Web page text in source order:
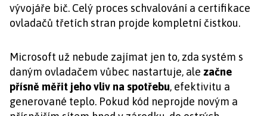
vývojáře bič. Celý proces schvalování a certifikace
ovladačů třetích stran projde kompletní čistkou.
Microsoft už nebude zajímat jen to, zda systém s
daným ovladačem vůbec nastartuje, ale začne
přísně měřit jeho vliv na spotřebu, efektivitu a
generované teplo. Pokud kód neprojde novým a